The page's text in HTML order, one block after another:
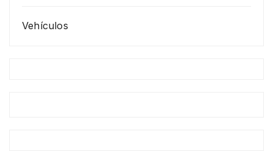
Vehículos